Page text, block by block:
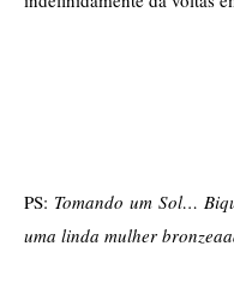
PS: Tomando um Sol…
uma linda mulher